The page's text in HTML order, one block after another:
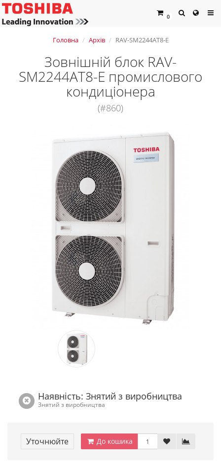
0
Головна Архів RAV-SM2244AT8-E
Зовнішній блок RAV-
SM2244AT8-E промислового
кондиціонера
(#860)
Наявність: Знятий з виробництва
Знятий з виробництва
Уточнюйте До кошика